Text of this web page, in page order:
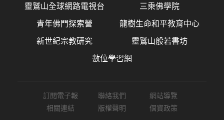
靈鷲山全球網路電視台 三乘佛學院
青年佛門探索營 龍樹生命和平教育中心
新世紀宗教研究 靈鷲山般若書坊
數位學習網
訂閱電子報 聯絡我們
網站導覽
相關連結
版權聲明 個資政策